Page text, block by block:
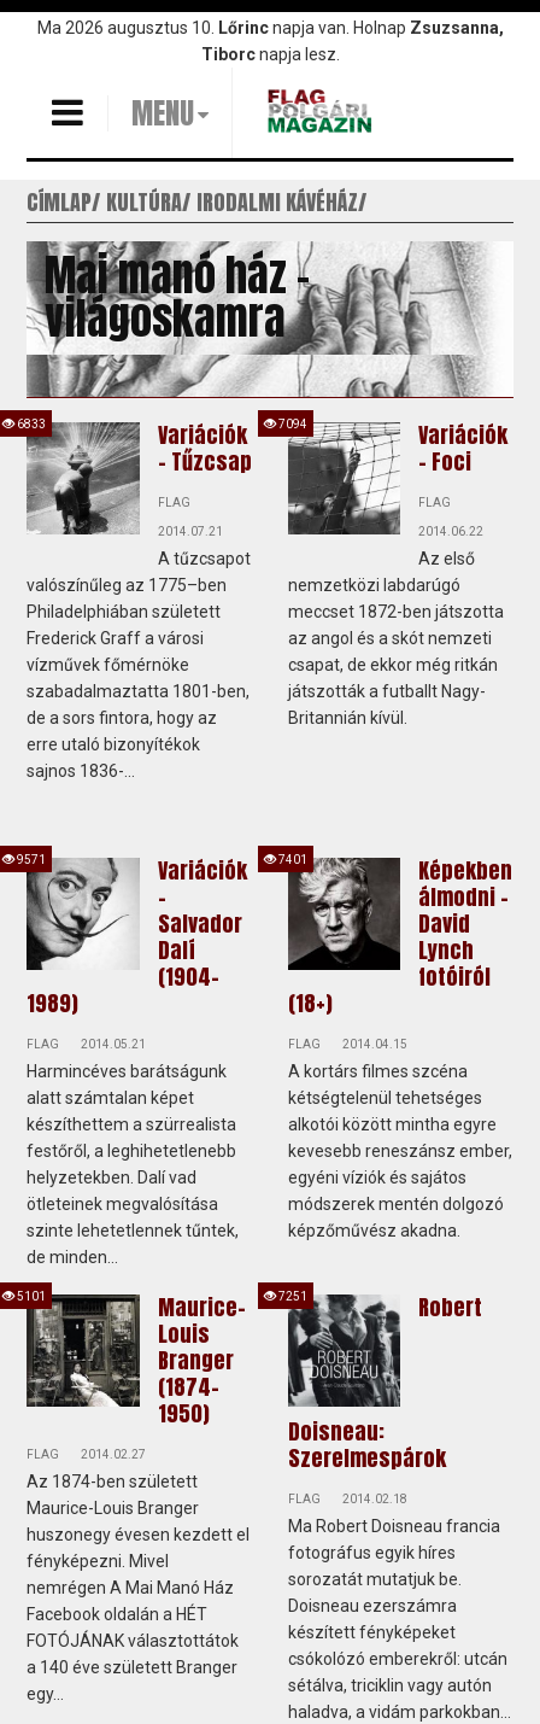
UgrásMa 2026 augusztus 10. Lőrincnapja van. Holnap Zsuzsanna,
Tiborcnapja lesz.
MENU
CÍMLAP KULTÚRA IRODALMI KÁVÉHÁZ
Mai manó ház -
világoskamra
Variációk
– Tűzcsap
FLAG
2014.07.21
A tűzcsapot
valószínűleg az 1775–ben
Philadelphiában született
Frederick Graff a városi
vízművek főmérnöke
szabadalmaztatta 1801-ben,
de a sors fintora, hogy az
erre utaló bizonyítékok
sajnos 1836-...
6833
Variációk
– Foci
FLAG
2014.06.22
Az első
nemzetközi labdarúgó
meccset 1872-ben játszotta
az angol és a skót nemzeti
csapat, de ekkor még ritkán
játszották a futballt Nagy-
Britannián kívül.
7094
Variációk
-
Salvador
Dalí
(1904-
1989)
FLAG 2014.05.21
Harmincéves barátságunk
alatt számtalan képet
készíthettem a szürrealista
festőről, a leghihetetlenebb
helyzetekben. Dalí vad
ötleteinek megvalósítása
szinte lehetetlennek tűntek,
de minden...
9571
Képekben
álmodni -
David
Lynch
fotóiról
(18+)
FLAG 2014.04.15
A kortárs filmes szcéna
kétségtelenül tehetséges
alkotói között mintha egyre
kevesebb reneszánsz ember,
egyéni víziók és sajátos
módszerek mentén dolgozó
képzőművész akadna.
7401
Maurice-
Louis
Branger
(1874-
1950)
FLAG 2014.02.27
Az 1874-ben született
Maurice-Louis Branger
huszonegy évesen kezdett el
fényképezni. Mivel
nemrégen A Mai Manó Ház
Facebook oldalán a HÉT
FOTÓJÁNAK választottátok
a 140 éve született Branger
egy...
5101 Robert
Doisneau:
Szerelmespárok
FLAG 2014.02.18
Ma Robert Doisneau francia
fotográfus egyik híres
sorozatát mutatjuk be.
Doisneau ezerszámra
készített fényképeket
csókolózó emberekről: utcán
sétálva, triciklin vagy autón
haladva, a vidám parkokban...
7251